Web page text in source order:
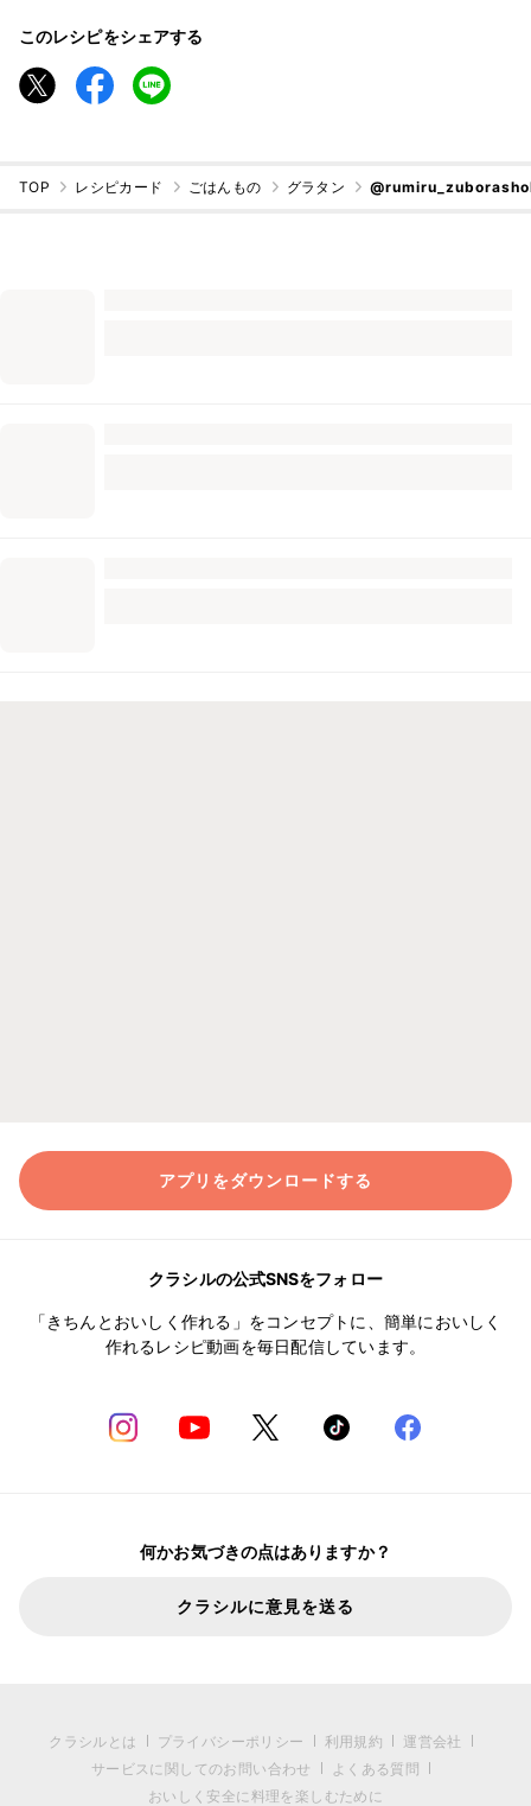
このレシピをシェアする
TOP レシピカード ごはんもの グラタン
アプリをダウンロードする
クラシルの公式SNSをフォロー
「きちんとおいしく作れる」をコンセプトに、簡単においしく
作れるレシピ動画を毎日配信しています。
何かお気づきの点はありますか？
クラシルに意見を送る
クラシルとは プライバシーポリシー 利用規約
運営会社
サービスに関してのお問い合わせ
よくある質問
おいしく安全に料理を楽しむために